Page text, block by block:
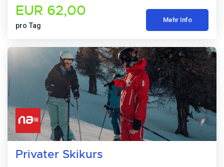
EUR 62,00
pro Tag
Mehr Info
Privater Skikurs